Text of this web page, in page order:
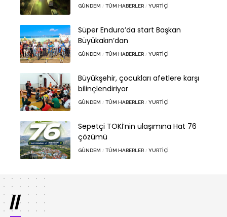
GÜNDEM TÜM HABERLER YURTIÇI
Süper Enduro’da start Başkan
Büyükakın’dan
GÜNDEM TÜM HABERLER YURTIÇI
Büyükşehir, çocukları afetlere karşı
bilinçlendiriyor
GÜNDEM TÜM HABERLER YURTIÇI
Sepetçi TOKİ’nin ulaşımına Hat 76
çözümü
GÜNDEM TÜM HABERLER YURTIÇI
//